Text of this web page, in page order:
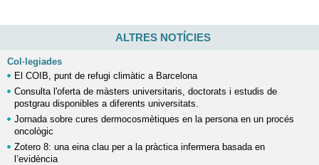
ALTRES NOTÍCIES
Col·legiades
El COIB, punt de refugi climàtic a Barcelona
Consulta l'oferta de màsters universitaris, doctorats i estudis de
postgrau disponibles a diferents universitats.
Jornada sobre cures dermocosmètiques en la persona en un procés
oncològic
Zotero 8: una eina clau per a la pràctica infermera basada en
l’evidència